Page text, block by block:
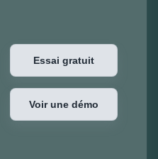
Essai gratuit
Voir une démo